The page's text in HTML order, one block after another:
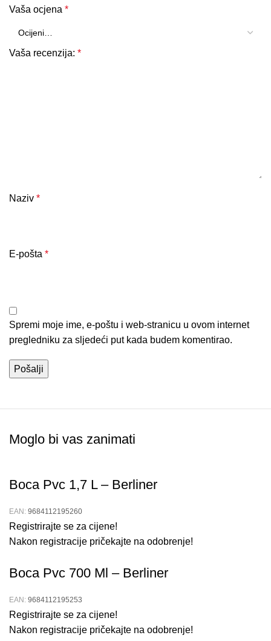
Vaša ocjena *
Vaša recenzija: *
Naziv *
E-pošta *
Spremi moje ime, e-poštu i web-stranicu u ovom internet
pregledniku za sljedeći put kada budem komentirao.
Moglo bi vas zanimati
Boca Pvc 1,7 L – Berliner
EAN: 9684112195260
Registrirajte se za cijene!
Nakon registracije pričekajte na odobrenje!
Boca Pvc 700 Ml – Berliner
EAN: 9684112195253
Registrirajte se za cijene!
Nakon registracije pričekajte na odobrenje!